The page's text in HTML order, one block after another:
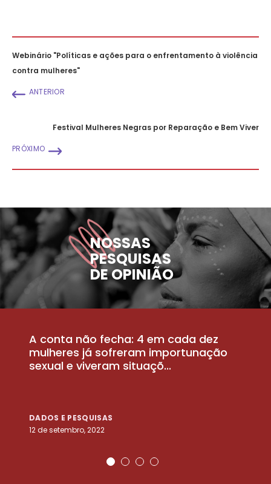
Webinário "Políticas e ações para o enfrentamento à violência
contra mulheres"
ANTERIOR
Festival Mulheres Negras por Reparação e Bem Viver
PRÓXIMO
NOSSAS
PESQUISAS
DE OPINIÃO
A conta não fecha: 4 em cada dez
mulheres já sofreram importunação
sexual e viveram situaçõ...
DADOS E PESQUISAS
12 de setembro, 2022